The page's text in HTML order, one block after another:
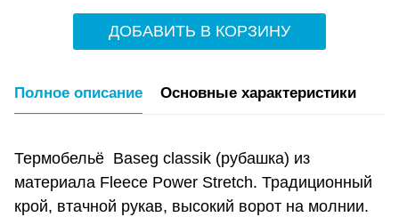
ДОБАВИТЬ В КОРЗИНУ
Полное описание Основные характеристики
Термобельё Baseg classik (рубашка) из
материала Fleece Power Stretch. Традиционный
крой, втачной рукав, высокий ворот на молнии.